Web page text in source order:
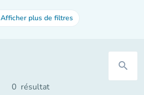
Afficher plus de filtres
search
0 résultat